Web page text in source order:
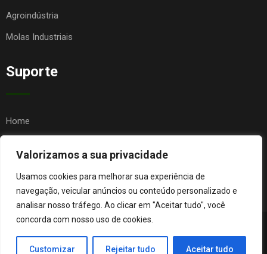
Valorizamos a sua privacidade
Usamos cookies para melhorar sua experiência de
navegação, veicular anúncios ou conteúdo personalizado e
analisar nosso tráfego. Ao clicar em "Aceitar tudo", você
concorda com nosso uso de cookies.
Customizar Rejeitar tudo Aceitar tudo
Agroindústria
Molas Industriais
Suporte
Home
© Copyright Agro Metal Mecânica. Desenvolvido porPágina
Orgânica